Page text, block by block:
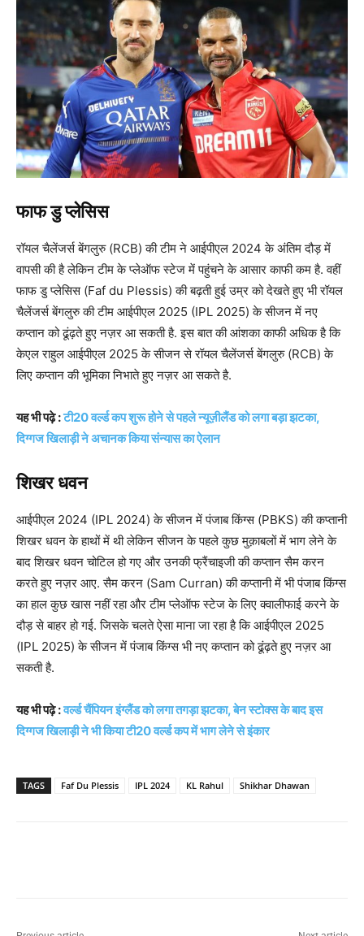
फाफ डु प्लेसिस
रॉयल चैलेंजर्स बेंगलुरु (RCB) की टीम ने आईपीएल 2024 के अंतिम दौड़ में
वापसी की है लेकिन टीम के प्लेऑफ स्टेज में पहुंचने के आसार काफी कम है. वहीं
फाफ डु प्लेसिस (Faf du Plessis) की बढ़ती हुई उम्र को देखते हुए भी रॉयल
चैलेंजर्स बेंगलुरु की टीम आईपीएल 2025 (IPL 2025) के सीजन में नए
कप्तान को ढूंढ़ते हुए नज़र आ सकती है. इस बात की आंशका काफी अधिक है कि
केएल राहुल आईपीएल 2025 के सीजन से रॉयल चैलेंजर्स बेंगलुरु (RCB) के
लिए कप्तान की भूमिका निभाते हुए नज़र आ सकते है.
यह भी पढ़े :टी20 वर्ल्ड कप शुरू होने से पहले न्यूज़ीलैंड को लगा बड़ा झटका,
दिग्गज खिलाड़ी ने अचानक किया संन्यास का ऐलान
शिखर धवन
आईपीएल 2024 (IPL 2024) के सीजन में पंजाब किंग्स (PBKS) की कप्तानी
शिखर धवन के हाथों में थी लेकिन सीजन के पहले कुछ मुक़ाबलों में भाग लेने के
बाद शिखर धवन चोटिल हो गए और उनकी फ्रैंचाइजी की कप्तान सैम करन
करते हुए नज़र आए. सैम करन (Sam Curran) की कप्तानी में भी पंजाब किंग्स
का हाल कुछ खास नहीं रहा और टीम प्लेऑफ स्टेज के लिए क्वालीफाई करने के
दौड़ से बाहर हो गई. जिसके चलते ऐसा माना जा रहा है कि आईपीएल 2025
(IPL 2025) के सीजन में पंजाब किंग्स भी नए कप्तान को ढूंढ़ते हुए नज़र आ
सकती है.
यह भी पढ़े :वर्ल्ड चैंपियन इंग्लैंड को लगा तगड़ा झटका, बेन स्टोक्स के बाद इस
दिग्गज खिलाड़ी ने भी किया टी20 वर्ल्ड कप में भाग लेने से इंकार
TAGS Faf Du Plessis IPL 2024 KL Rahul Shikhar Dhawan